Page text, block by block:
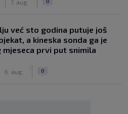
7. aug.
već sto godina putuje još
a kineska sonda ga je
mjeseca prvi put snimila
6. aug. 0